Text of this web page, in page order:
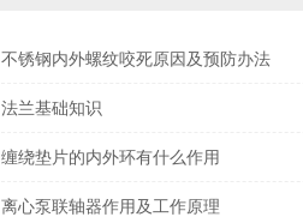
不锈钢内外螺纹咬死原因及预防办法
法兰基础知识
缠绕垫片的内外环有什么作用
离心泵联轴器作用及工作原理